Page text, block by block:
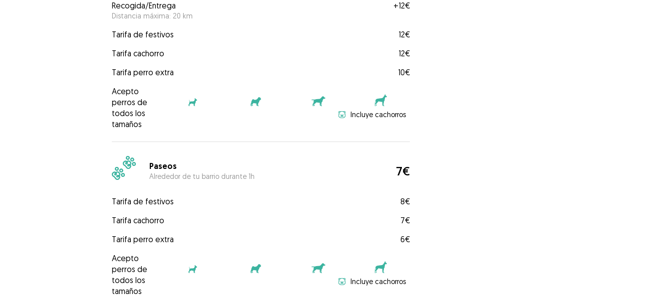
Recogida/Entrega
Distancia máxima: 20 km
+12€
Tarifa de festivos
12€
Tarifa cachorro
12€
Tarifa perro extra
10€
Acepto
perros de
todos los
tamaños
Incluye cachorros
Paseos
Alrededor de tu barrio durante 1h 7€
Tarifa de festivos
8€
Tarifa cachorro
7€
Tarifa perro extra
6€
Acepto
perros de
todos los
tamaños
Incluye cachorros